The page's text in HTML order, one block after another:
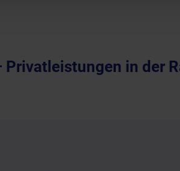
in der